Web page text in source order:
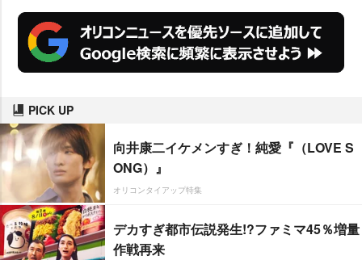
PICK UP
向井康二イケメンすぎ！純愛『（LOVE S
ONG）』
オリコンタイアップ特集
デカすぎ都市伝説発生!?ファミマ45％増量
作戦再来